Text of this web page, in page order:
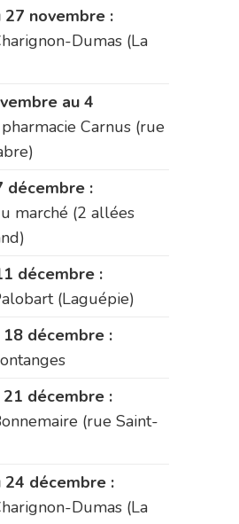
27 novembre :
Dumas (La
au 4
pharmacie Carnus (rue
décembre :
marché (2 allées
décembre :
(Laguépie)
18 décembre :
21 décembre :
(rue Saint-
24 décembre :
Dumas (La